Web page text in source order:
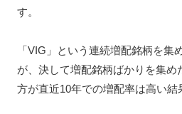
す。
「VIG」という連続増配銘柄を集
が、決して増配銘柄ばかりを集
方が直近10年での増配率は高い結